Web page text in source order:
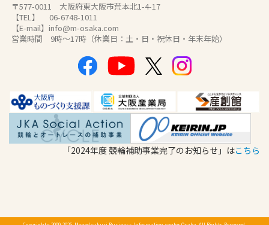
〒577-0011 大阪府東大阪市荒本北1-4-17
【TEL】 06-6748-1011
【E-mail】info@m-osaka.com
営業時間 9時～17時（休業日：土・日・祝休日・年末年始）
「2024年度 競輪補助事業完了のお知らせ」はこちら